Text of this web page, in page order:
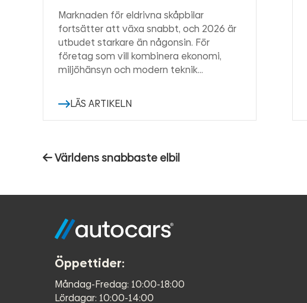
Marknaden för eldrivna skåpbilar
fortsätter att växa snabbt, och 2026 är
utbudet starkare än någonsin. För
företag som vill kombinera ekonomi,
miljöhänsyn och modern teknik…
LÄS ARTIKELN
Inläggsnavigering
Förra
Världens snabbaste elbil
Öppettider:
Måndag-Fredag: 10:00-18:00
Lördagar: 10:00-14:00